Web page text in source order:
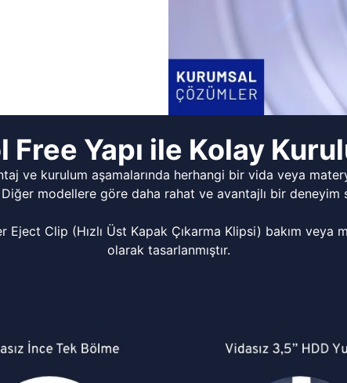
Free Yapı ile Kolay
ve kurulum aşamalarında herhangi bir vida veya
modellere göre daha rahat ve avantajlı bir deneyim
Clip (Hızlı Üst Kapak Çıkarma Klipsi) bakım veya
olarak tasarlanmıştır.